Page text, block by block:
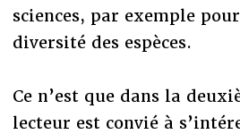
sciences, par exemple
diversité des espèces.
Ce n’est que dans la
lecteur est convié à